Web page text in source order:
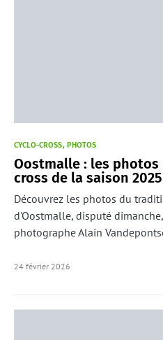
CYCLO-CROSS PHOTOS
Oostmalle : les
cross de la saison
Découvrez les photos du
d'Oostmalle, disputé
photographe Alain
24 février 2026